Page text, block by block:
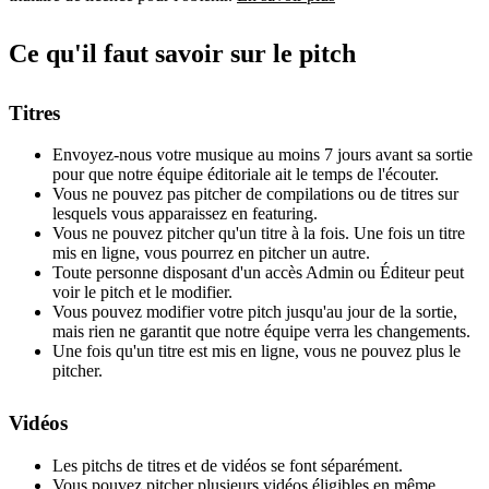
Ce qu'il faut savoir sur le pitch
Titres
Envoyez-nous votre musique au moins 7 jours avant sa sortie
pour que notre équipe éditoriale ait le temps de l'écouter.
Vous ne pouvez pas pitcher de compilations ou de titres sur
lesquels vous apparaissez en featuring.
Vous ne pouvez pitcher qu'un titre à la fois. Une fois un titre
mis en ligne, vous pourrez en pitcher un autre.
Toute personne disposant d'un accès Admin ou Éditeur peut
voir le pitch et le modifier.
Vous pouvez modifier votre pitch jusqu'au jour de la sortie,
mais rien ne garantit que notre équipe verra les changements.
Une fois qu'un titre est mis en ligne, vous ne pouvez plus le
pitcher.
Vidéos
Les pitchs de titres et de vidéos se font séparément.